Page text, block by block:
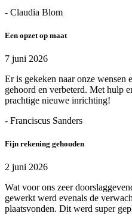
- Claudia Blom
Een opzet op maat
7 juni 2026
Er is gekeken naar onze wensen
gehoord en verbeterd. Met hulp
prachtige nieuwe inrichting!
- Franciscus Sanders
Fijn rekening gehouden
2 juni 2026
Wat voor ons zeer
gewerkt werd evenals de
plaatsvonden. Dit werd super